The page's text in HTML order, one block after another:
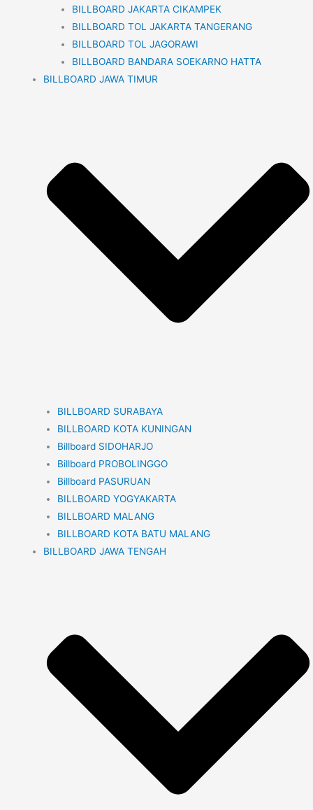
BILLBOARD JAKARTA CIKAMPEK
BILLBOARD TOL JAKARTA TANGERANG
BILLBOARD TOL JAGORAWI
BILLBOARD BANDARA SOEKARNO HATTA
BILLBOARD JAWA TIMUR
BILLBOARD SURABAYA
BILLBOARD KOTA KUNINGAN
Billboard SIDOHARJO
Billboard PROBOLINGGO
Billboard PASURUAN
BILLBOARD YOGYAKARTA
BILLBOARD MALANG
BILLBOARD KOTA BATU MALANG
BILLBOARD JAWA TENGAH